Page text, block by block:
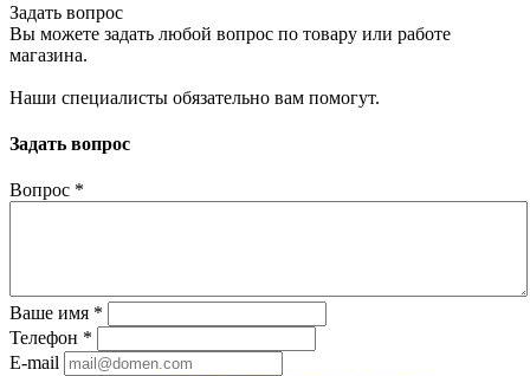
Задать вопрос
Вы можете задать любой вопрос по товару или работе
магазина.
Наши специалисты обязательно вам помогут.
Задать вопрос
Вопрос *
Ваше имя *
Телефон *
E-mail